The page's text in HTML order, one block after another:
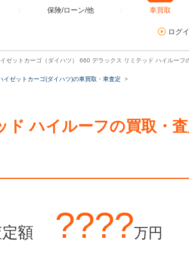
保険/ローン/他 車買取
ログ
ゼットカーゴ（ダイハツ） 660 デラックス リミテッド ハイルーフ
イゼットカーゴ(ダイハツ)の車買取・車査定
ハイルーフの買取・
額 ????万円